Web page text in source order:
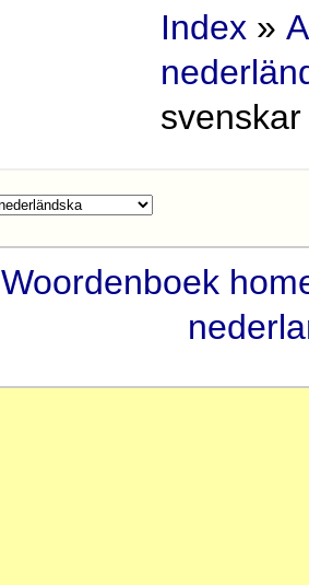
Index »
Woordenboek